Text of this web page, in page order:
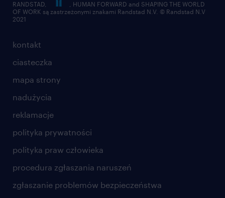
kontakt
ciasteczka
mapa strony
nadużycia
reklamacje
polityka prywatności
polityka praw człowieka
procedura zgłaszania naruszeń
zgłaszanie problemów bezpieczeństwa
RANDSTAD,
, HUMAN FORWARD and SHAPING THE WORLD
OF WORK są zastrzeżonymi znakami Randstad N.V. © Randstad N.V
2021